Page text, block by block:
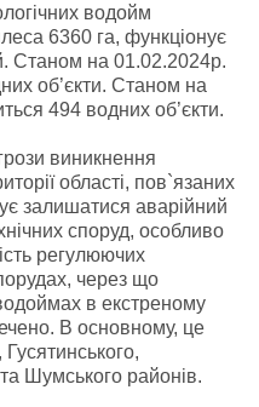
водойм
6360 га, функціонує
Станом на 01.02.2024р.
об’єкти. Станом на
494 водних об’єкти.
виникнення
області, пов`язаних
залишатися аварійний
споруд, особливо
регулюючих
через що
в екстреному
В основному, це
Шумського районів.